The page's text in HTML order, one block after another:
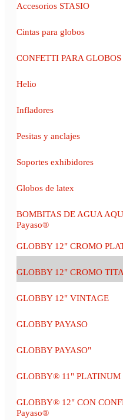
Accesorios STASIO
Cintas para globos
CONFETTI PARA GLOBOS
Helio
Infladores
Pesitas y anclajes
Soportes exhibidores
Globos de latex
BOMBITAS DE AGUA
Payaso®
GLOBBY 12" CROMO
GLOBBY 12" CROMO
GLOBBY 12" VINTAGE
GLOBBY PAYASO
GLOBBY PAYASO"
GLOBBY® 11" PLATINUM
GLOBBY® 12" CON
Payaso®